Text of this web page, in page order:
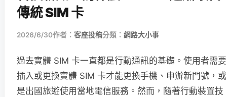
傳統 SIM 卡
2026/6/30作者： 客座投稿分類： 網路大小事
過去實體 SIM 卡一直都是行動通訊的基礎。使用者需要
插入或更換實體 SIM 卡才能更換手機、申辦新門號，或
是出國旅遊使用當地電信服務。然而，隨著行動裝置技